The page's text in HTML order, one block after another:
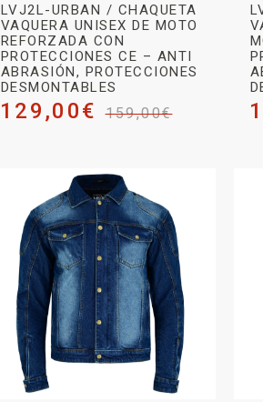
LVJ2L-URBAN / CHAQUETA
VAQUERA UNISEX DE MOTO
REFORZADA CON
PROTECCIONES CE – ANTI
ABRASIÓN, PROTECCIONES
DESMONTABLES
159,00€
129,00€